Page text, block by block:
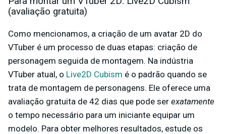
(avaliação gratuita)
Como mencionamos, a criação de um avatar 2D do
VTuber é um processo de duas etapas: criação de
personagem seguida de montagem. Na indústria
VTuber atual, o Live2D Cubism é o padrão quando se
trata de montagem de personagens. Ele oferece uma
avaliação gratuita de 42 dias que pode ser exatamente
o tempo necessário para um iniciante equipar um
modelo. Para obter melhores resultados, estude os